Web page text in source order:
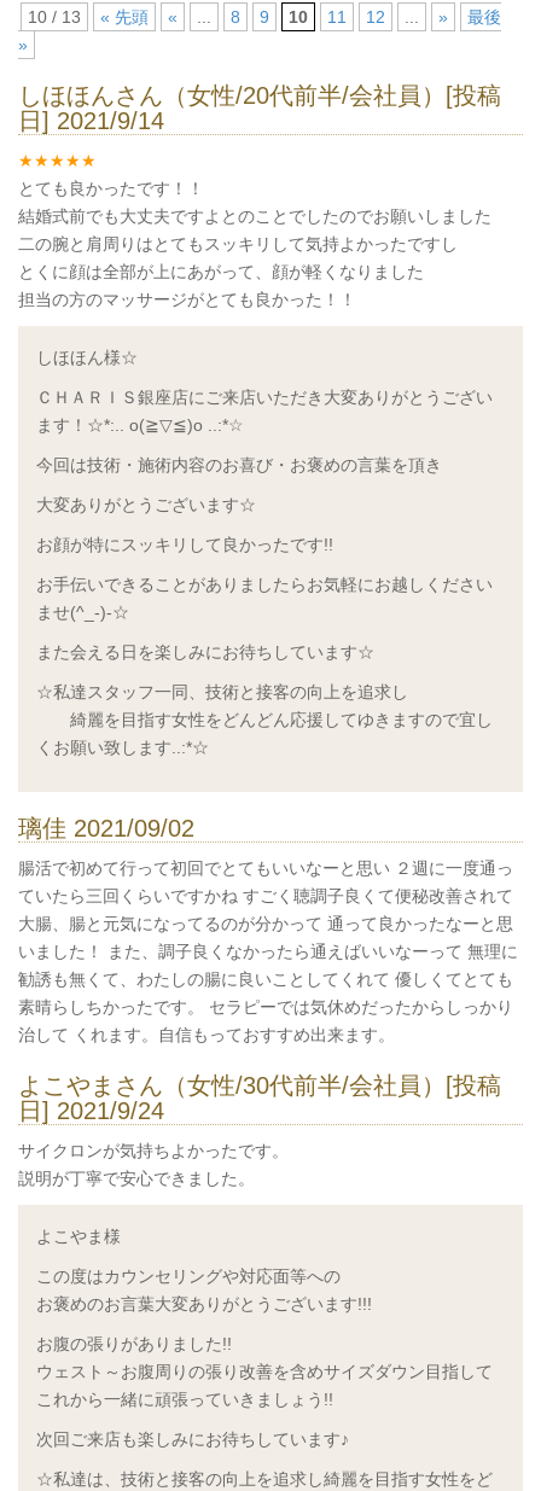
10 / 13 « 先頭 « ... 8 9 10 11 12 ... »
最後
»
しほほんさん（女性/20代前半/会社員）[投稿
日] 2021/9/14
とても良かったです！！
結婚式前でも大丈夫ですよとのことでしたのでお願いしました
二の腕と肩周りはとてもスッキリして気持よかったですし
とくに顔は全部が上にあがって、顔が軽くなりました
担当の方のマッサージがとても良かった！！
しほほん様☆
ＣＨＡＲＩＳ銀座店にご来店いただき大変ありがとうござい
ます！☆*:.. o(≧▽≦)o ..:*☆
今回は技術・施術内容のお喜び・お褒めの言葉を頂き
大変ありがとうございます☆
お顔が特にスッキリして良かったです!!
お手伝いできることがありましたらお気軽にお越しください
ませ(^_-)-☆
また会える日を楽しみにお待ちしています☆
☆私達スタッフ一同、技術と接客の向上を追求し
綺麗を目指す女性をどんどん応援してゆきますので宜し
くお願い致します..:*☆
璃佳 2021/09/02
腸活で初めて行って初回でとてもいいなーと思い ２週に一度通っ
ていたら三回くらいですかね すごく聴調子良くて便秘改善されて
大腸、腸と元気になってるのが分かって 通って良かったなーと思
いました！ また、調子良くなかったら通えばいいなーって 無理に
勧誘も無くて、わたしの腸に良いことしてくれて 優しくてとても
素晴らしちかったです。 セラピーでは気休めだったからしっかり
治して くれます。自信もっておすすめ出来ます。
よこやまさん（女性/30代前半/会社員）[投稿
日] 2021/9/24
サイクロンが気持ちよかったです。
説明が丁寧で安心できました。
よこやま様
この度はカウンセリングや対応面等への
お褒めのお言葉大変ありがとうございます!!!
お腹の張りがありました!!
ウェスト～お腹周りの張り改善を含めサイズダウン目指して
これから一緒に頑張っていきましょう !!
次回ご来店も楽しみにお待ちしています♪
☆私達は、技術と接客の向上を追求し綺麗を目指す女性をど